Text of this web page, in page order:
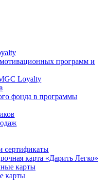
программ и
Loyalty
фонда в программы
сертификаты
карта «Дарить Легко»
карты
карты